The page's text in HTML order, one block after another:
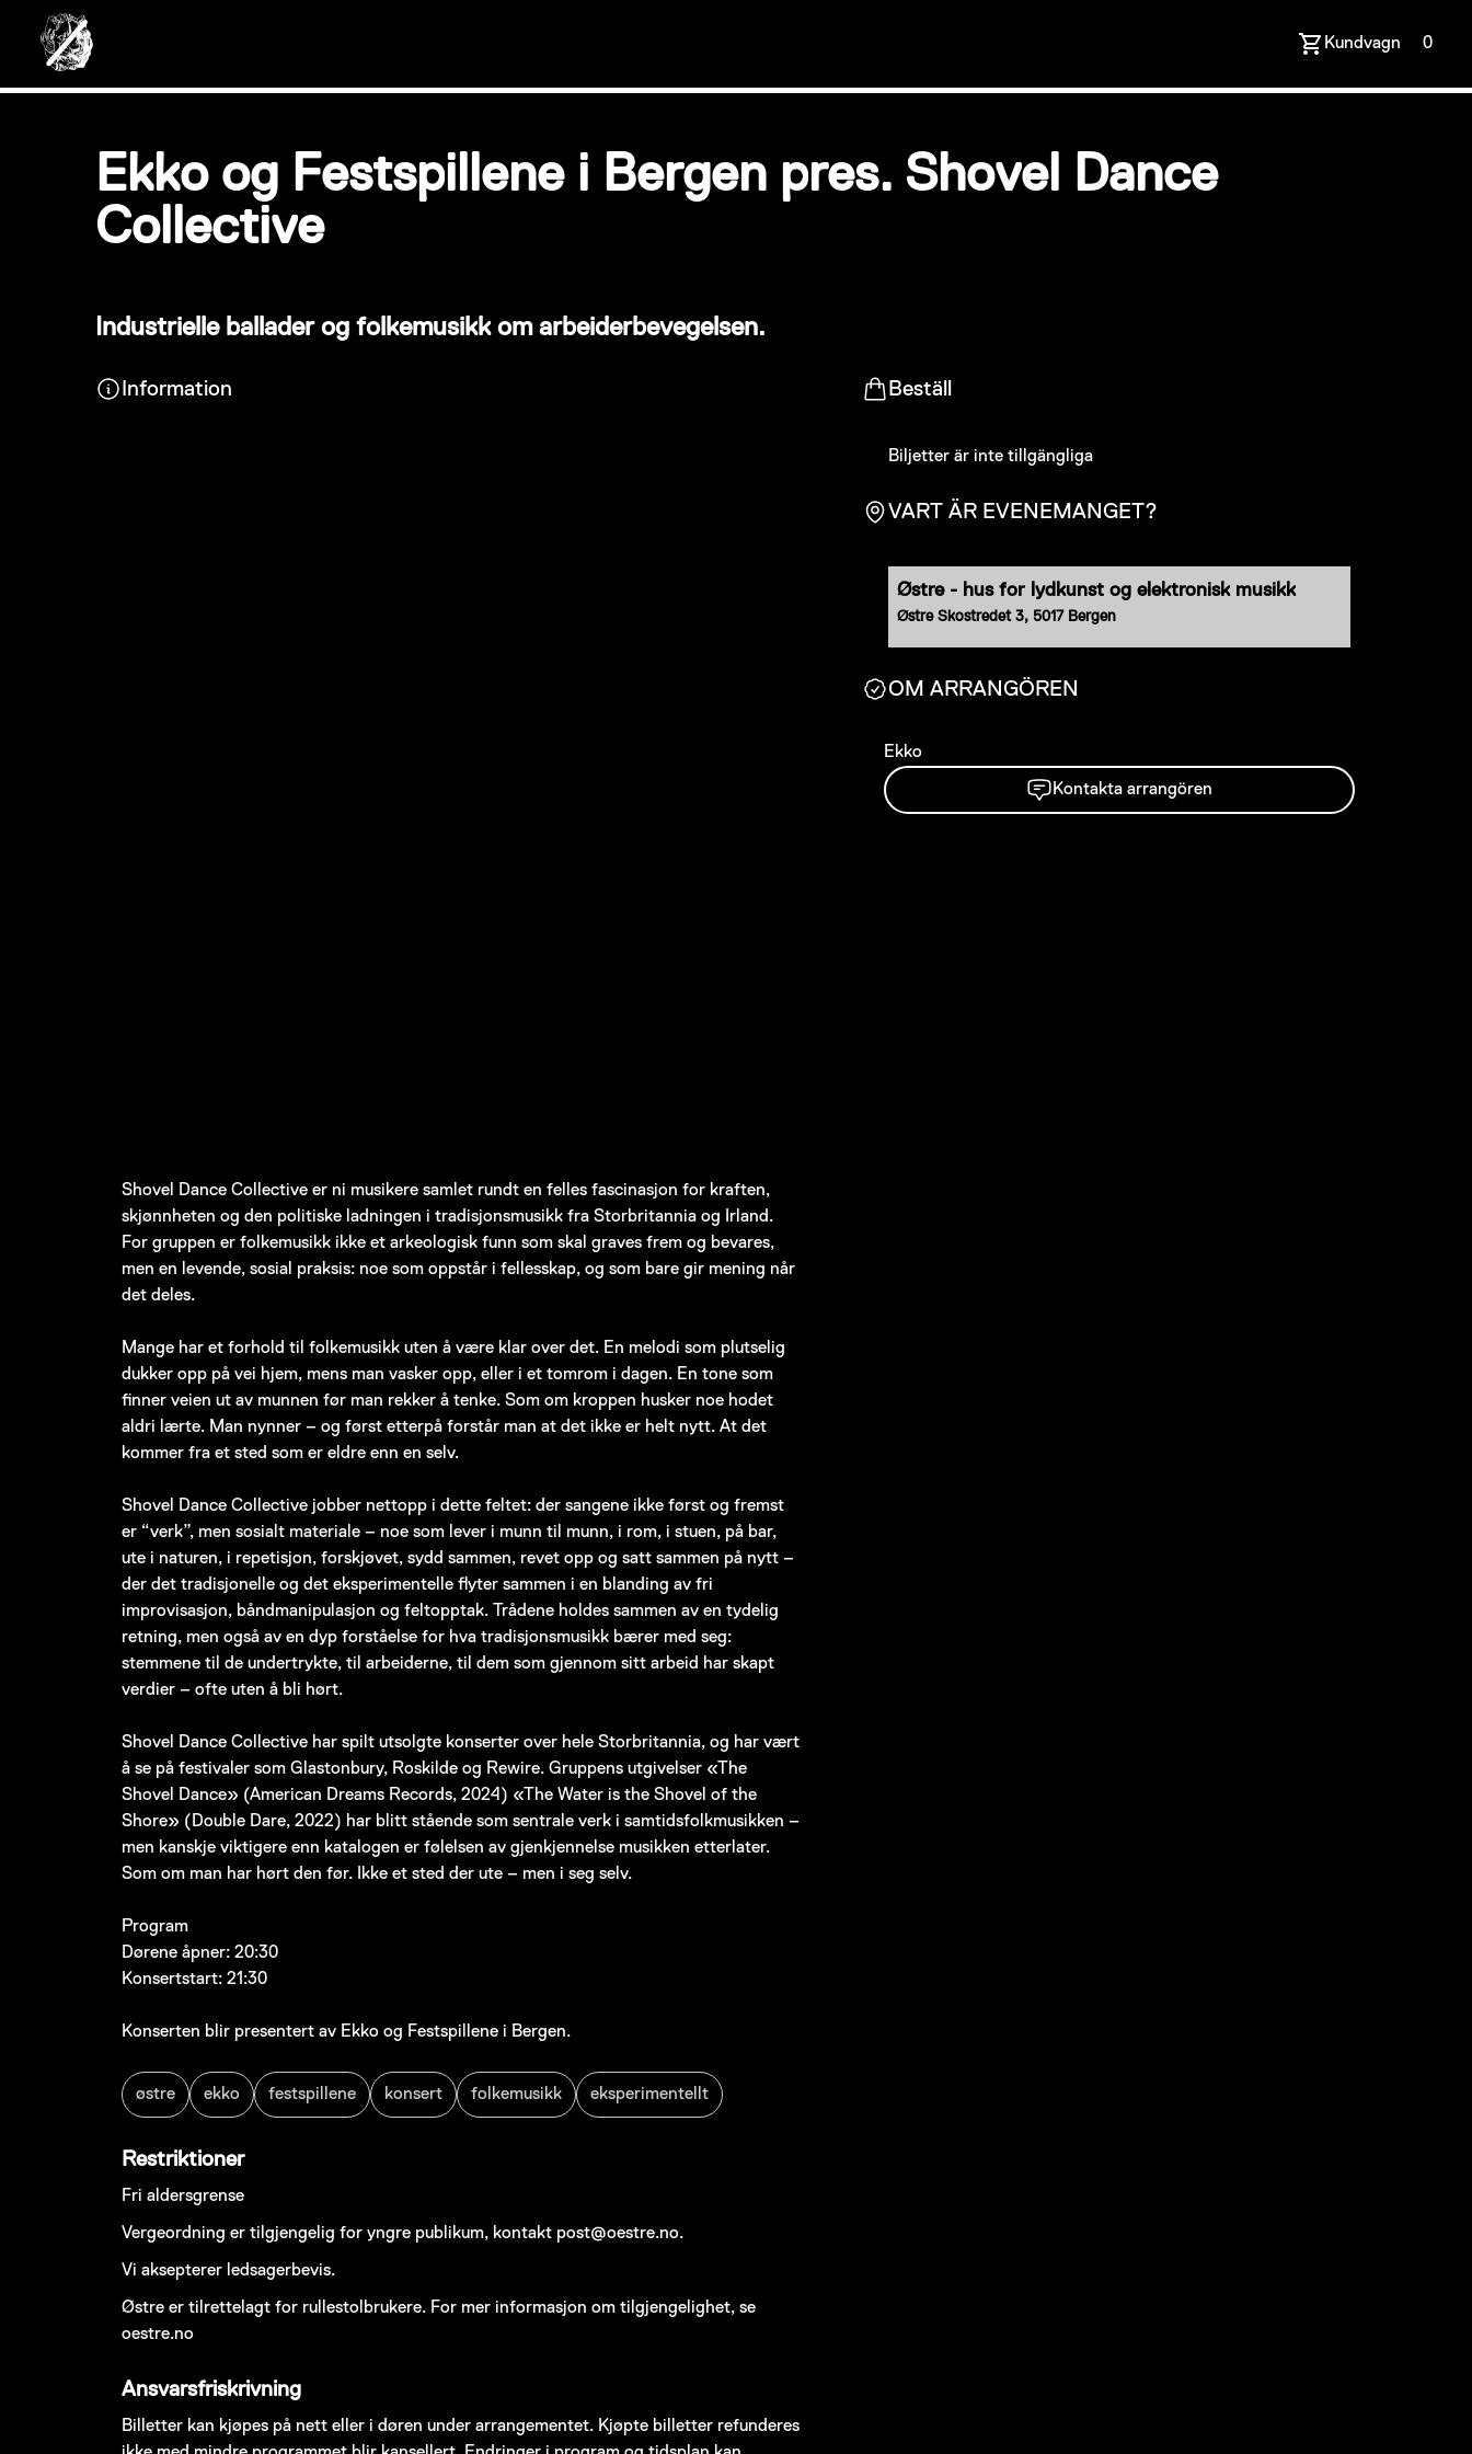
Kundvagn 0
Ekko og Festspillene i Bergen pres. Shovel Dance
Collective
Industrielle ballader og folkemusikk om arbeiderbevegelsen.
Information
Shovel Dance Collective er ni musikere samlet rundt en felles fascinasjon for kraften,
skjønnheten og den politiske ladningen i tradisjonsmusikk fra Storbritannia og Irland.
For gruppen er folkemusikk ikke et arkeologisk funn som skal graves frem og bevares,
men en levende, sosial praksis: noe som oppstår i fellesskap, og som bare gir mening når
det deles.
Mange har et forhold til folkemusikk uten å være klar over det. En melodi som plutselig
dukker opp på vei hjem, mens man vasker opp, eller i et tomrom i dagen. En tone som
finner veien ut av munnen før man rekker å tenke. Som om kroppen husker noe hodet
aldri lærte. Man nynner – og først etterpå forstår man at det ikke er helt nytt. At det
kommer fra et sted som er eldre enn en selv.
Shovel Dance Collective jobber nettopp i dette feltet: der sangene ikke først og fremst
er “verk”, men sosialt materiale – noe som lever i munn til munn, i rom, i stuen, på bar,
ute i naturen, i repetisjon, forskjøvet, sydd sammen, revet opp og satt sammen på nytt –
der det tradisjonelle og det eksperimentelle flyter sammen i en blanding av fri
improvisasjon, båndmanipulasjon og feltopptak. Trådene holdes sammen av en tydelig
retning, men også av en dyp forståelse for hva tradisjonsmusikk bærer med seg:
stemmene til de undertrykte, til arbeiderne, til dem som gjennom sitt arbeid har skapt
verdier – ofte uten å bli hørt.
Shovel Dance Collective har spilt utsolgte konserter over hele Storbritannia, og har vært
å se på festivaler som Glastonbury, Roskilde og Rewire. Gruppens utgivelser «The
Shovel Dance» (American Dreams Records, 2024) «The Water is the Shovel of the
Shore» (Double Dare, 2022) har blitt stående som sentrale verk i samtidsfolkmusikken –
men kanskje viktigere enn katalogen er følelsen av gjenkjennelse musikken etterlater.
Som om man har hørt den før. Ikke et sted der ute – men i seg selv.
Program
Dørene åpner: 20:30
Konsertstart: 21:30
Konserten blir presentert av Ekko og Festspillene i Bergen.
østre ekko festspillene konsert folkemusikk eksperimentellt
Restriktioner
Fri aldersgrense
Vergeordning er tilgjengelig for yngre publikum, kontakt post@oestre.no.
Vi aksepterer ledsagerbevis.
Østre er tilrettelagt for rullestolbrukere. For mer informasjon om tilgjengelighet, se
oestre.no
Ansvarsfriskrivning
Billetter kan kjøpes på nett eller i døren under arrangementet. Kjøpte billetter refunderes
Beställ
Biljetter är inte tillgängliga
VART ÄR EVENEMANGET?
Østre - hus for lydkunst og elektronisk musikk
Østre Skostredet 3, 5017 Bergen
OM ARRANGÖREN
Ekko
Kontakta arrangören